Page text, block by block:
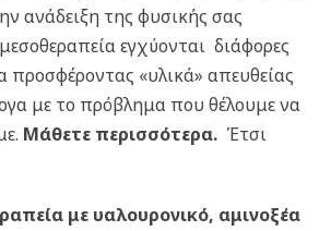
ανάδειξη της φυσικής σας
εγχύονται διάφορες
προσφέροντας «υλικά» απευθείας
με το πρόβλημα που θέλουμε να
Μάθετε περισσότερα. Έτσι
με υαλουρονικό, αμινοξέα